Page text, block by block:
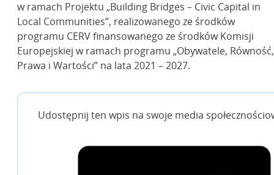
w ramach Projektu „Building Bridges – Civic Capital in
Local Communities”, realizowanego ze środków
programu CERV finansowanego ze środków Komisji
Europejskiej w ramach programu „Obywatele, Równość,
Prawa i Wartości” na lata 2021 – 2027.
Udostępnij ten wpis na swoje media